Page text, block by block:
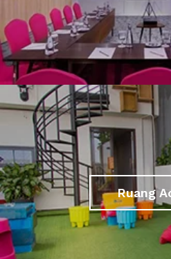
Ruang